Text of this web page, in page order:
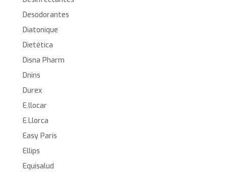
Desodorantes
Diatonique
Dietética
Disna Pharm
Dnins
Durex
E.llocar
E.Llorca
Easy Paris
Ellips
Equisalud